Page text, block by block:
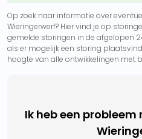
Op zoek naar informatie over
Wieringerwerf? Hier vind je op
gemelde storingen in de afgelopen
als er mogelijk een storing
hoogte van alle ontwikkelingen met
Ik heb een